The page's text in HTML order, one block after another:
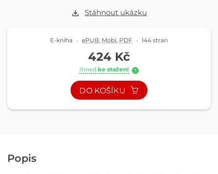
Stáhnout ukázku
E-kniha · ePUB Mobi PDF · 144 stran
424 Kč
Ihned ke stažení ?
DO KOŠÍKU
Popis